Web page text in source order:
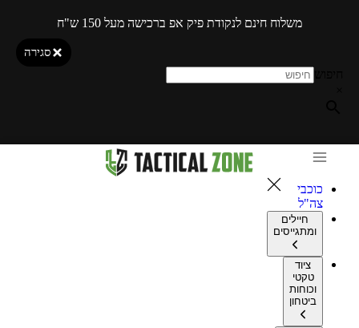
משלוח חינם לנקודת פיק אפ ברכישה מעל 150 ש"ח
סגירה
כוכבי
צה"ל
חיילים
ומתגייסים
ציוד
טקטי
וכוחות
ביטחון